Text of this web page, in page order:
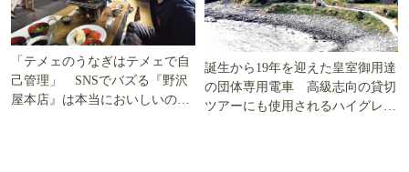
「テメェのうなぎはテメェで自
己管理」 SNSでバズる『野沢
屋本店』は本当においしいの
誕生から19年を迎えた皇室御用達
の団体専用電車 高級志向の貸切
ツアーにも使用されるハイグレー